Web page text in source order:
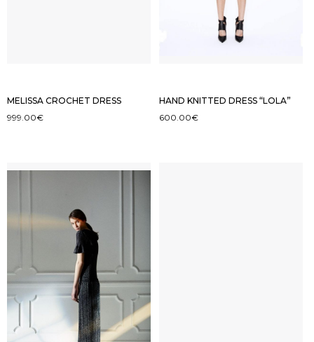
MELISSA CROCHET DRESS
999.00€
HAND KNITTED DRESS “LOLA”
600.00€